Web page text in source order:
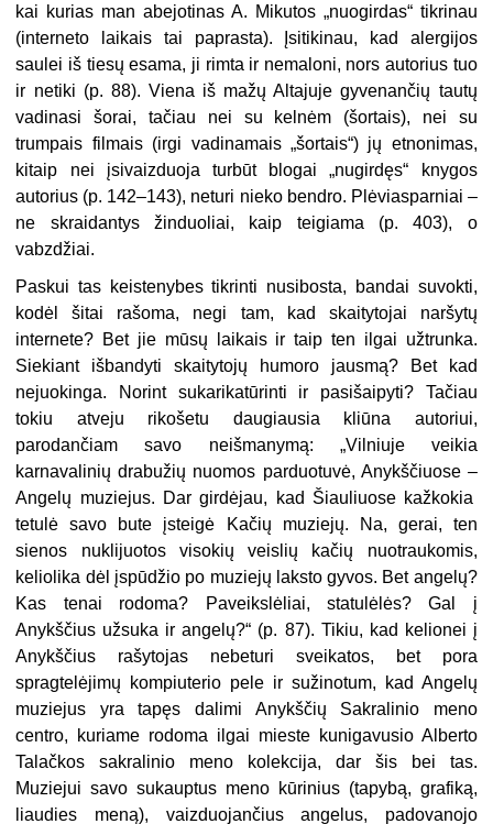
kai kurias man abejotinas A. Mikutos „nuogirdas“ tikrinau
(interneto laikais tai paprasta).
Įsitikinau, kad alergijos
saulei iš tiesų esama, ji rimta ir nemaloni, nors autorius tuo
ir netiki (p. 88). Viena iš mažų Altajuje gyvenančių tautų
vadinasi šorai, tačiau nei su kelnėm (šortais), nei su
trumpais filmais (irgi vadinamais „šortais“) jų etnonimas,
kitaip nei įsivaizduoja turbūt blogai „nugirdęs“ knygos
autorius (p. 142–143), neturi nieko bendro. Plėviasparniai –
ne skraidantys žinduoliai, kaip teigiama (p. 403), o
vabzdžiai.
Paskui tas keistenybes tikrinti nusibosta, bandai suvokti,
kodėl šitai rašoma, negi tam, kad skaitytojai naršytų
internete? Bet jie mūsų laikais ir taip ten ilgai užtrunka.
Siekiant išbandyti skaitytojų humoro jausmą? Bet kad
nejuokinga. Norint sukarikatūrinti ir pasišaipyti? Tačiau
tokiu atveju rikošetu daugiausia kliūna autoriui,
parodančiam savo neišmanymą: „Vilniuje veikia
karnavalinių drabužių nuomos parduotuvė, Anykščiuose –
Angelų muziejus. Dar girdėjau, kad Šiauliuose kažkokia
tetulė savo bute įsteigė Kačių muziejų. Na, gerai, ten
sienos nuklijuotos visokių veislių kačių nuotraukomis,
keliolika dėl įspūdžio po muziejų laksto gyvos. Bet angelų?
Kas tenai rodoma? Paveikslėliai, statulėlės? Gal į
Anykščius užsuka ir angelų?“ (p. 87). Tikiu, kad kelionei į
Anykščius rašytojas nebeturi sveikatos, bet pora
spragtelėjimų kompiuterio pele ir sužinotum, kad Angelų
muziejus yra tapęs dalimi Anykščių Sakralinio meno
centro, kuriame rodoma ilgai mieste kunigavusio Alberto
Talačkos sakralinio meno kolekcija, dar šis bei tas.
Muziejui savo sukauptus meno kūrinius (tapybą, grafiką,
liaudies meną), vaizduojančius angelus, padovanojo